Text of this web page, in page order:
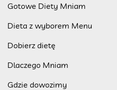
Gotowe Diety Mniam
Dieta z wyborem Menu
Dobierz dietę
Dlaczego Mniam
Gdzie dowozimy